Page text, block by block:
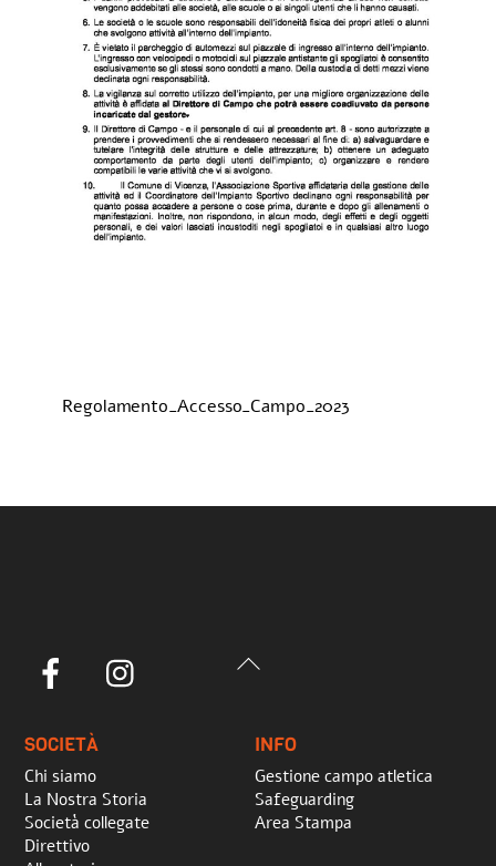
Regolamento_Accesso_Campo_2023
Back
Facebook
SOCIETÀ
Chi siamo
La Nostra Storia
Società collegate
Direttivo
INFO
Gestione campo atletica
Safeguarding
Area Stampa